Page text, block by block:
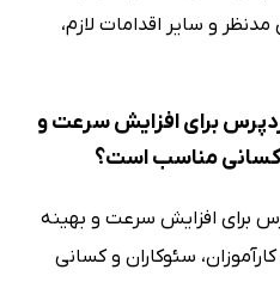
و سایر اقدامات لازم،
برای افزایش سرعت و
کسانی مناسب است؟
برای افزایش سرعت و بهینه
سئوکاران و کسانی